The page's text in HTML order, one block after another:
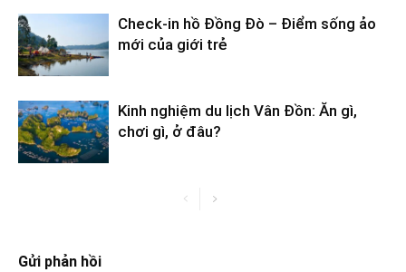
Check-in hồ Đồng Đò – Điểm sống ảo
mới của giới trẻ
Kinh nghiệm du lịch Vân Đồn: Ăn gì,
chơi gì, ở đâu?
Gửi phản hồi